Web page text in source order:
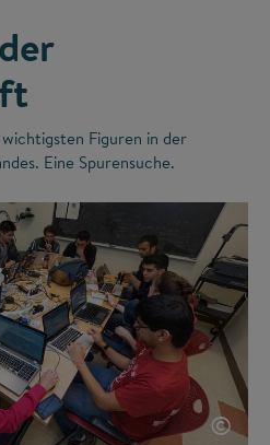
Figuren in der
Eine Spurensuche.
©